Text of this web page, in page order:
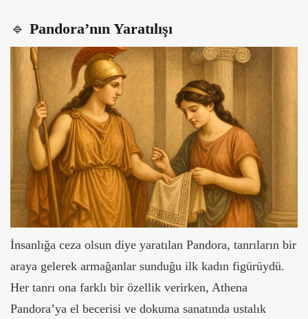
🔹 Pandora’nın Yaratılışı
İnsanlığa ceza olsun diye yaratılan Pandora, tanrıların bir
araya gelerek armağanlar sunduğu ilk kadın figürüydü.
Her tanrı ona farklı bir özellik verirken, Athena
Pandora’ya el becerisi ve dokuma sanatında ustalık